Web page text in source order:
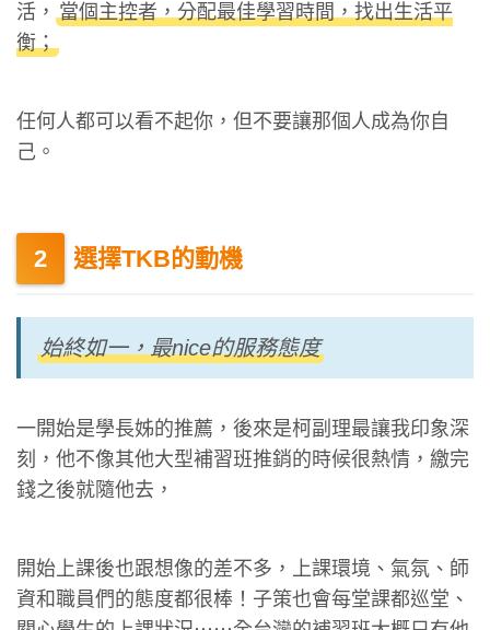
活， 當個主控者，分配最佳學習時間，找出生活平
衡；
任何人都可以看不起你，但不要讓那個人成為你自
己。
選擇TKB的動機
始終如一，最nice的服務態度
一開始是學長姊的推薦，後來是柯副理最讓我印象深
刻，他不像其他大型補習班推銷的時候很熱情，繳完
錢之後就隨他去，
開始上課後也跟想像的差不多，上課環境、氣氛、師
資和職員們的態度都很棒！子策也會每堂課都巡堂、